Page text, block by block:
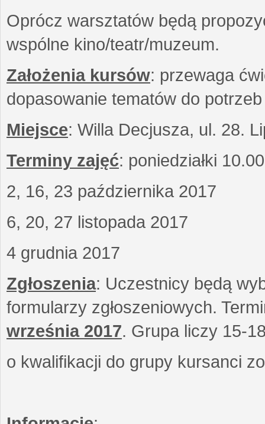
Oprócz warsztatów będą
wspólne kino/teatr/muzeum.
Założenia kursów: przewaga
dopasowanie tematów do
Miejsce: Willa Decjusza, ul. 28.
Terminy zajęć: poniedziałki
2, 16, 23 października 2017
6, 20, 27 listopada 2017
4 grudnia 2017
Zgłoszenia: Uczestnicy będą
formularzy zgłoszeniowych.
września 2017. Grupa liczy 15-
o kwalifikacji do grupy kursanci